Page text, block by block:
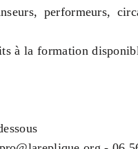
performeurs,
à la formation